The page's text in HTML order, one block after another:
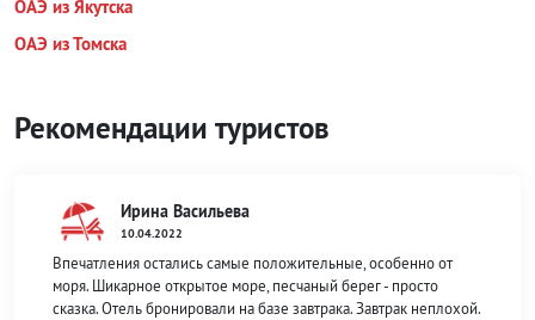
ОАЭ из Якутска
ОАЭ из Томска
Рекомендации туристов
Ирина Васильева
10.04.2022
Впечатления остались самые положительные, особенно от
моря. Шикарное открытое море, песчаный берег - просто
сказка. Отель бронировали на базе завтрака. Завтрак неплохой.